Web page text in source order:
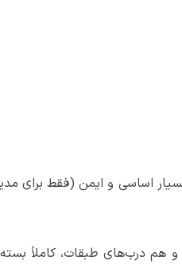
اولیه بسیار اساسی و ایمن
و هم درب‌های طبقات، کاملاً